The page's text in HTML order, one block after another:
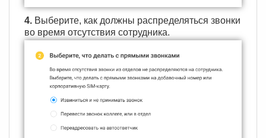
4. Выберите, как должны распределяться звонки
во время отсутствия сотрудника.